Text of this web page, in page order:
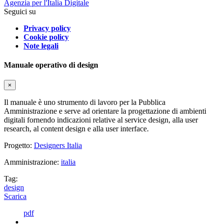
Agenzia per l'Italia Digitale
Seguici su
Privacy policy
Cookie policy
Note legali
Manuale operativo di design
×
Il manuale è uno strumento di lavoro per la Pubblica
Amministrazione e serve ad orientare la progettazione di ambienti
digitali fornendo indicazioni relative al service design, alla user
research, al content design e alla user interface.
Progetto: Designers Italia
Amministrazione: italia
Tag:
design
Scarica
pdf